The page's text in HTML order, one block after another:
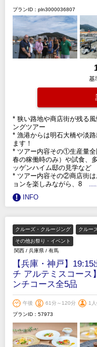
プランID：pln3000036807
基
* 狭い路地や商店街が残る
ングツアー
* 漁港からは明石大橋や淡
ます！
* ツアー内容その①生産量全
春の稼働時のみ）や試食、
ッゲンハイム邸の見学など
* ツアー内容その②商店街
ョンを楽しみながら、8
INFO
クルーズ・クルージング クルー
その他お祭り・イベント
関西 / 兵庫県 / 有馬
【兵庫・神戸】
チ アルテミスコース
ンチコース全5品
午後 61分～120分 1
プランID：57973